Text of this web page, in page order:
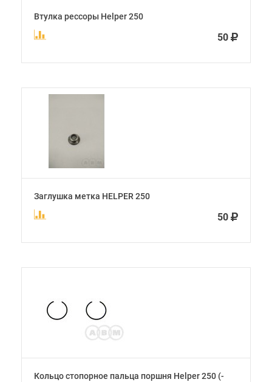
Втулка рессоры Helper 250
50
Заглушка метка HELPER 250
50
Кольцо стопорное пальца поршня Helper 250 (-